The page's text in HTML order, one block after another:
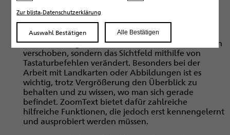
Viele Schüler*innen haben bereits in der
Grundschule mit einem Bildschirmlesegerät (BLG)
gearbeitet. Die grundsätzlichen Abläufe sind mit
ZoomText vergleichbar – nur wird hier kein Lesetisch
verschoben, sondern das Sichtfeld mithilfe von
Tastaturbefehlen verändert. Besonders bei der
Arbeit mit Landkarten oder Abbildungen ist es
wichtig, trotz Vergrößerung den Überblick zu
behalten und zu wissen, wo man sich gerade
befindet. ZoomText bietet dafür zahlreiche
hilfreiche Funktionen, die jedoch erst kennengelernt
und ausprobiert werden müssen.
Zur blista-Datenschutzerklärung
Auswahl Bestätigen Alle Bestätigen